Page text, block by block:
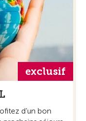
exclusif
d’un bon